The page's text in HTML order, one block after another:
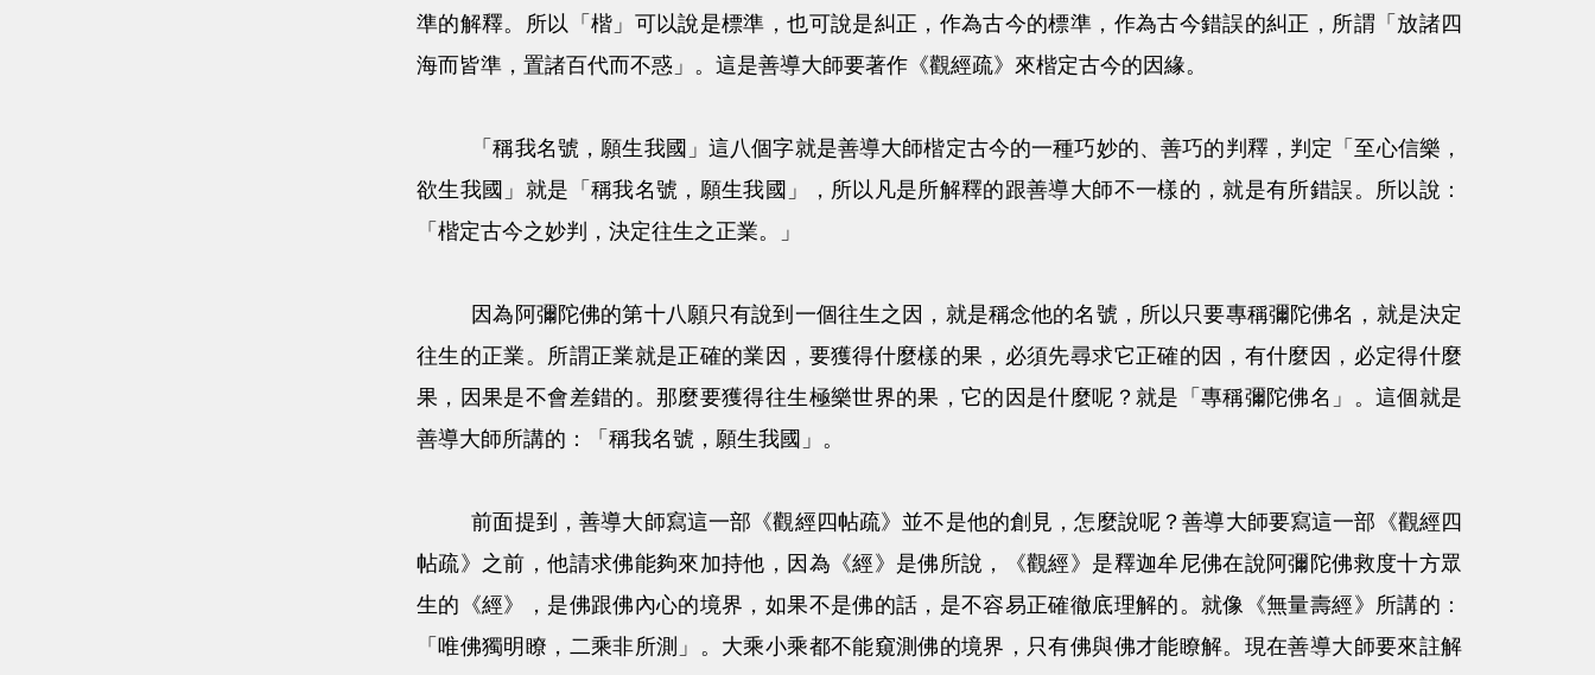
準的解釋。所以「楷」可以說是標準，也可說是糾正，作為古今的標準，作為古今錯誤的糾正，所謂「放諸四
海而皆準，置諸百代而不惑」。這是善導大師要著作《觀經疏》來楷定古今的因緣。
「稱我名號，願生我國」這八個字就是善導大師楷定古今的一種巧妙的、善巧的判釋，判定「至心信樂，
欲生我國」就是「稱我名號，願生我國」，所以凡是所解釋的跟善導大師不一樣的，就是有所錯誤。所以說：
「楷定古今之妙判，決定往生之正業。」
因為阿彌陀佛的第十八願只有說到一個往生之因，就是稱念他的名號，所以只要專稱彌陀佛名，就是決定
往生的正業。所謂正業就是正確的業因，要獲得什麼樣的果，必須先尋求它正確的因，有什麼因，必定得什麼
果，因果是不會差錯的。那麼要獲得往生極樂世界的果，它的因是什麼呢？就是「專稱彌陀佛名」。這個就是
善導大師所講的：「稱我名號，願生我國」。
前面提到，善導大師寫這一部《觀經四帖疏》並不是他的創見，怎麼說呢？善導大師要寫這一部《觀經四
帖疏》之前，他請求佛能夠來加持他，因為《經》是佛所說，《觀經》是釋迦牟尼佛在說阿彌陀佛救度十方眾
生的《經》，是佛跟佛內心的境界，如果不是佛的話，是不容易正確徹底理解的。就像《無量壽經》所講的：
「唯佛獨明瞭，二乘非所測」。大乘小乘都不能窺測佛的境界，只有佛與佛才能瞭解。現在善導大師要來註解